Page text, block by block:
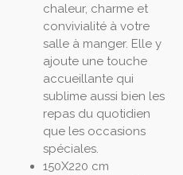
chaleur, charme et
convivialité à votre
salle à manger. Elle y
ajoute une touche
accueillante qui
sublime aussi bien les
repas du quotidien
que les occasions
spéciales.
150X220 cm